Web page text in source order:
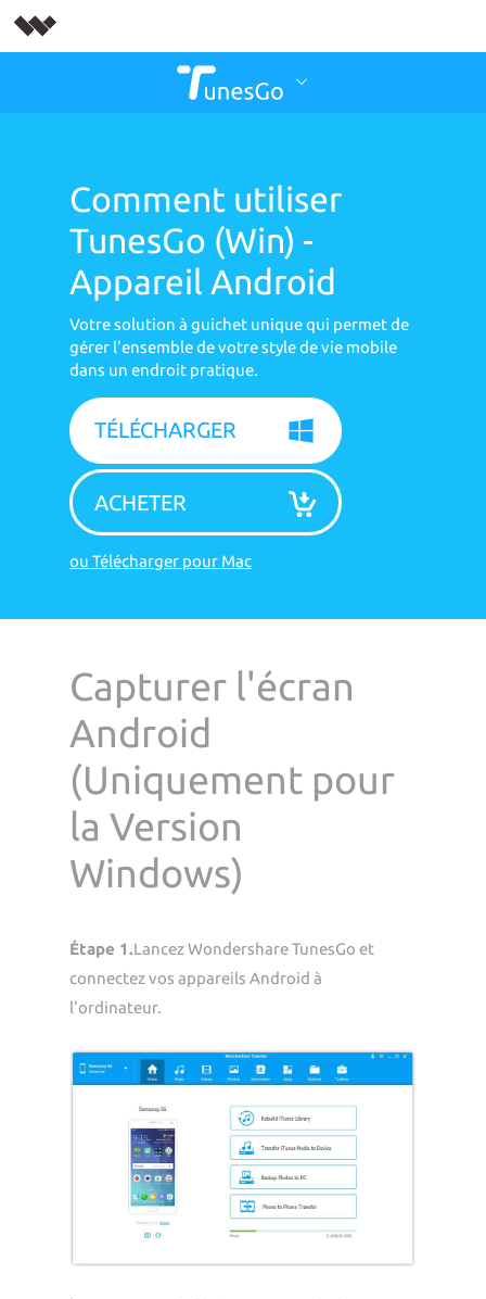
Comment utiliser
TunesGo (Win) -
Appareil Android
Votre solution à guichet unique qui permet de
gérer l'ensemble de votre style de vie mobile
dans un endroit pratique.
TÉLÉCHARGER
ACHETER
ou Télécharger pour Mac
Capturer l'écran
Android
(Uniquement pour
la Version
Windows)
Étape 1.Lancez Wondershare TunesGo et
connectez vos appareils Android à
l'ordinateur.